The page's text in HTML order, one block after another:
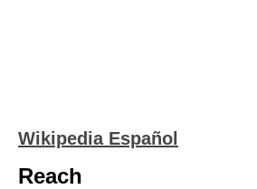
Wikipedia Español
Reach